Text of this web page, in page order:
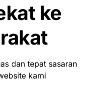
ke
dan tepat sasaran
kami